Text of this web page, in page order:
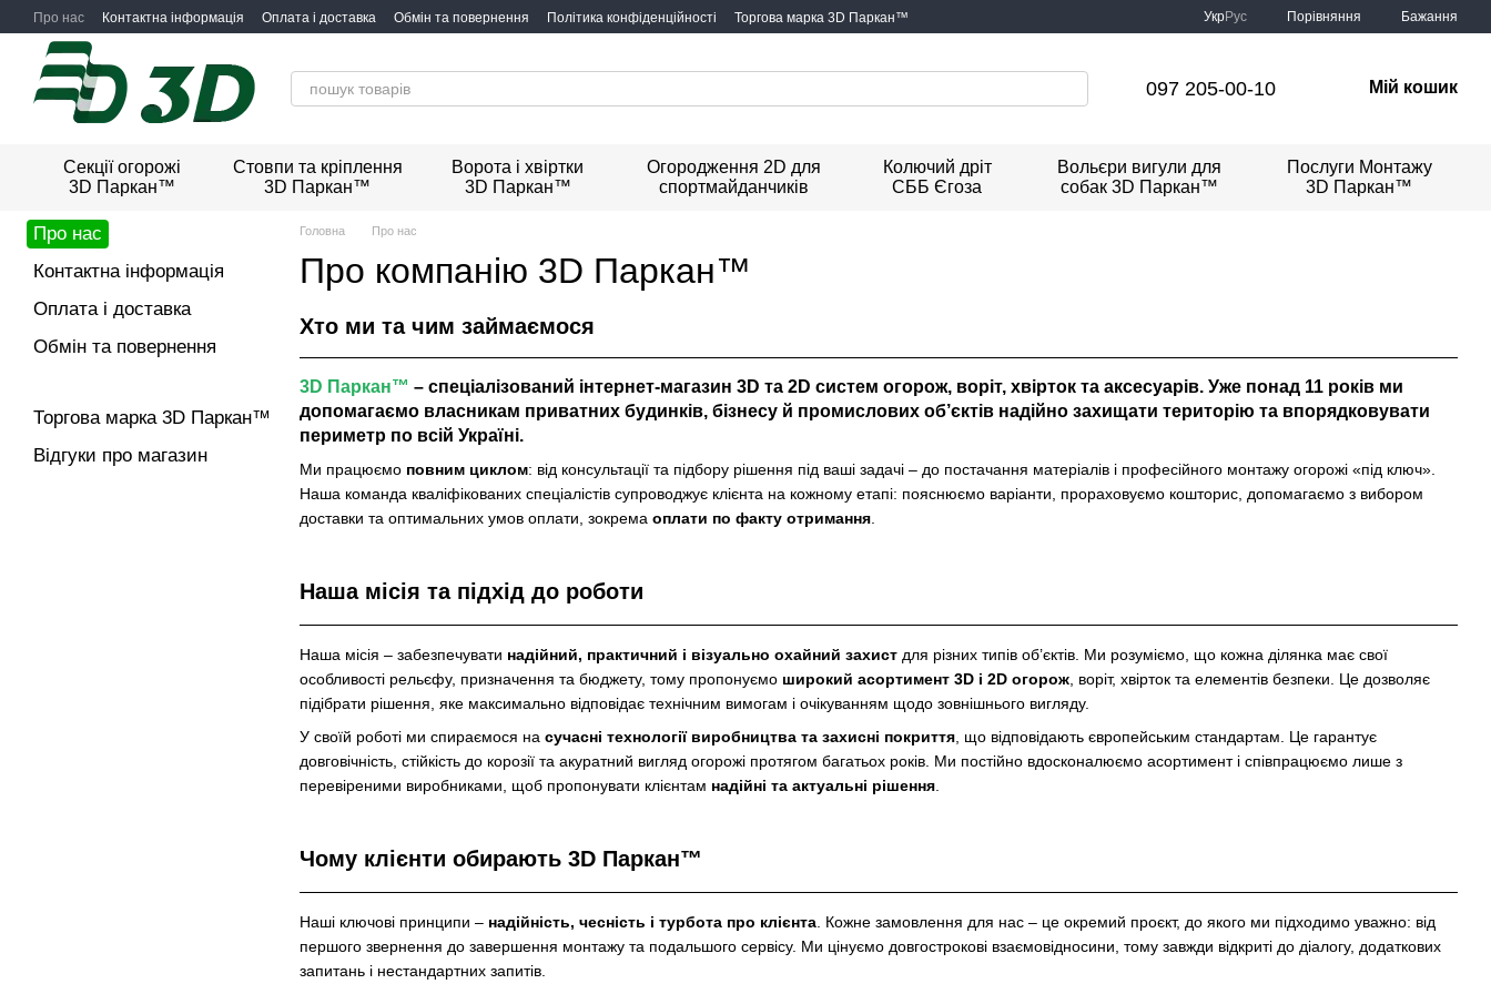
Перейти до основного контенту
Про нас Контактна інформація Оплата і доставка Обмін та повернення Політика конфіденційності Торгова марка 3D Паркан™ УкрРус Порівняння Бажання
097 205-00-10 Мій кошик
Секції огорожі
3D Паркан™
Стовпи та кріплення
3D Паркан™
Ворота і хвіртки
3D Паркан™
Огородження 2D для
спортмайданчиків
Колючий дріт
СББ Єгоза
Вольєри вигули для
собак 3D Паркан™
Послуги Монтажу
3D Паркан™
Головна Про нас
Про компанію 3D Паркан™
Хто ми та чим займаємося
3D Паркан™ – спеціалізований інтернет-магазин 3D та 2D систем огорож, воріт, хвірток та аксесуарів. Уже понад 11 років ми
допомагаємо власникам приватних будинків, бізнесу й промислових об’єктів надійно захищати територію та впорядковувати
периметр по всій Україні.
Ми працюємо повним циклом: від консультації та підбору рішення під ваші задачі – до постачання матеріалів і професійного монтажу огорожі «під ключ».
Наша команда кваліфікованих спеціалістів супроводжує клієнта на кожному етапі: пояснюємо варіанти, прораховуємо кошторис, допомагаємо з вибором
доставки та оптимальних умов оплати, зокрема оплати по факту отримання
Наша місія та підхід до роботи
Наша місія – забезпечувати надійний, практичний і візуально охайний захист для різних типів об’єктів. Ми розуміємо, що кожна ділянка має свої
особливості рельєфу, призначення та бюджету, тому пропонуємо широкий асортимент 3D і 2D огорож , воріт, хвірток та елементів безпеки. Це дозволяє
підібрати рішення, яке максимально відповідає технічним вимогам і очікуванням щодо зовнішнього вигляду.
У своїй роботі ми спираємося на сучасні технології виробництва та захисні покриття , що відповідають європейським стандартам. Це гарантує
довговічність, стійкість до корозії та акуратний вигляд огорожі протягом багатьох років. Ми постійно вдосконалюємо асортимент і співпрацюємо лише з
перевіреними виробниками, щоб пропонувати клієнтам надійні та актуальні рішення
Чому клієнти обирають 3D Паркан™
Наші ключові принципи – надійність, чесність і турбота про клієнта . Кожне замовлення для нас – це окремий проєкт, до якого ми підходимо уважно: від
першого звернення до завершення монтажу та подальшого сервісу. Ми цінуємо довгострокові взаємовідносини, тому завжди відкриті до діалогу, додаткових
запитань і нестандартних запитів.
Про нас
Контактна інформація
Оплата і доставка
Обмін та повернення
Торгова марка 3D Паркан™
Відгуки про магазин